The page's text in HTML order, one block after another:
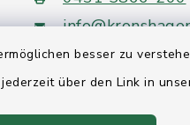
besser zu
über den Link in